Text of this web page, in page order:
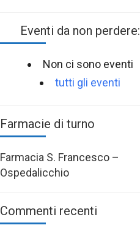
Eventi da non perdere:
Non ci sono eventi
tutti gli eventi
Farmacie di turno
Farmacia S. Francesco –
Ospedalicchio
Commenti recenti